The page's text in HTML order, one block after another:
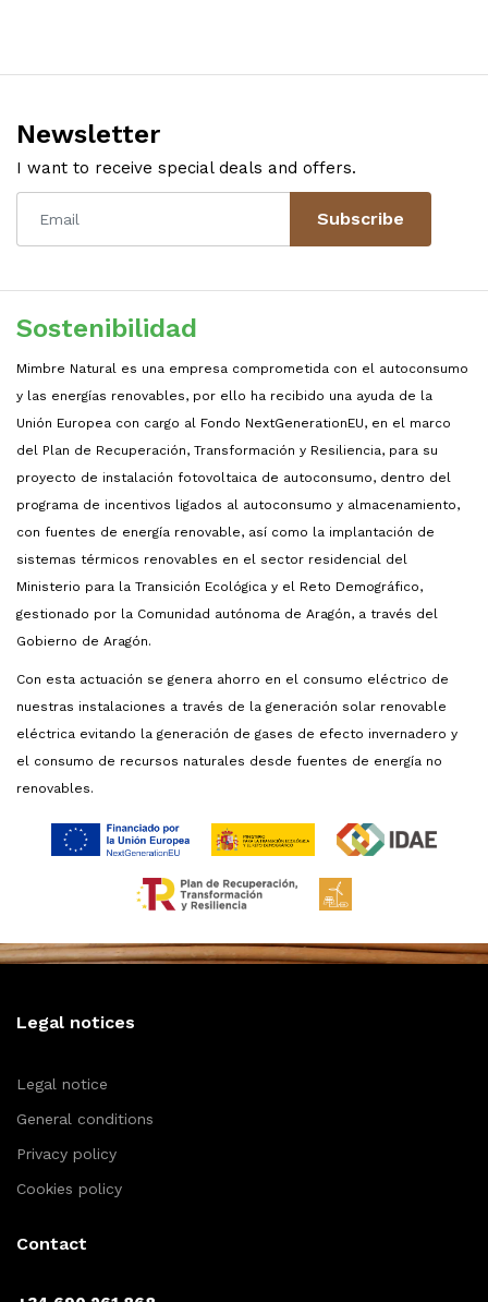
Newsletter
I want to receive special deals and offers.
Subscribe
Sostenibilidad
Mimbre Natural es una empresa comprometida con el autoconsumo
y las energías renovables, por ello ha recibido una ayuda de la
Unión Europea con cargo al Fondo NextGenerationEU, en el marco
del Plan de Recuperación, Transformación y Resiliencia, para su
proyecto de instalación fotovoltaica de autoconsumo, dentro del
programa de incentivos ligados al autoconsumo y almacenamiento,
con fuentes de energía renovable, así como la implantación de
sistemas térmicos renovables en el sector residencial del
Ministerio para la Transición Ecológica y el Reto Demográfico,
gestionado por la Comunidad autónoma de Aragón, a través del
Gobierno de Aragón.
Con esta actuación se genera ahorro en el consumo eléctrico de
nuestras instalaciones a través de la generación solar renovable
eléctrica evitando la generación de gases de efecto invernadero y
el consumo de recursos naturales desde fuentes de energía no
renovables.
Legal notices
Legal notice
General conditions
Privacy policy
Cookies policy
Contact